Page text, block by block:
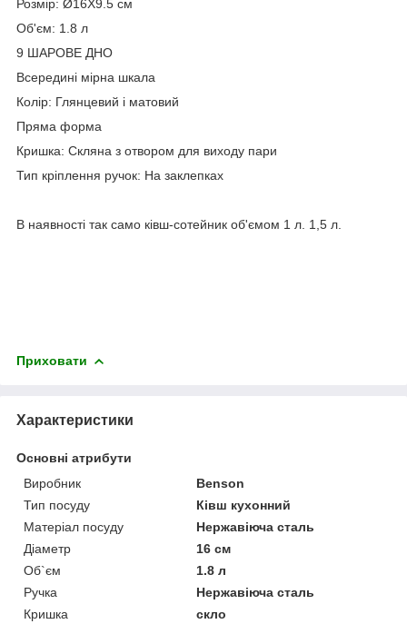
Розмір: Ø16X9.5 см
Об'єм: 1.8 л
9 ШАРОВЕ ДНО
Всередині мірна шкала
Колір: Глянцевий і матовий
Пряма форма
Кришка: Скляна з отвором для виходу пари
Тип кріплення ручок: На заклепках
В наявності так само ківш-сотейник об'ємом 1 л. 1,5 л.
Приховати
Характеристики
Основні атрибути
Виробник
Benson
Тип посуду
Ківш кухонний
Матеріал посуду
Нержавіюча сталь
Діаметр
16 см
Об`єм
1.8 л
Ручка
Нержавіюча сталь
Кришка
скло